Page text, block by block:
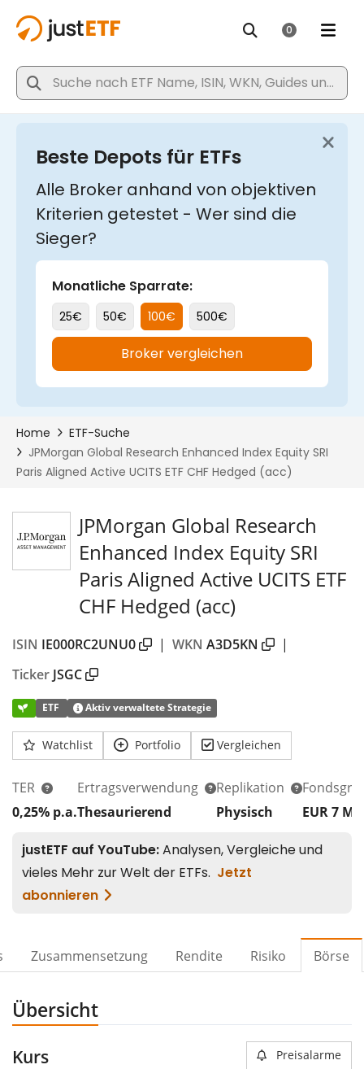
JPMorgan Global Research
Enhanced Index Equity SRI
Paris Aligned Active UCITS ETF
CHF Hedged (acc)
ISIN IE000RC2UNU0 | WKN A3D5KN
|
Ticker JSGC
ETF Aktiv verwaltete Strategie
Watchlist Portfolio Vergleichen
TER
0,25% p.a.
Ertragsverwendung
Thesaurierend
Replikation
Physisch
EUR 7
Zusammensetzung Rendite Risiko Börse
Übersicht
Kurs Preisalarme